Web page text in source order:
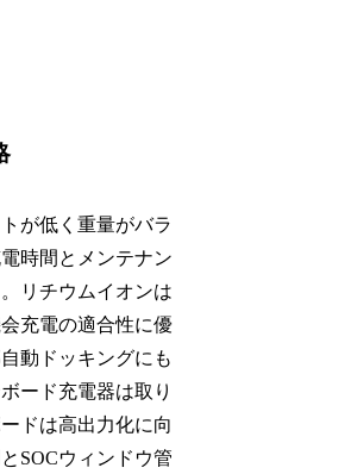
が低く重量がバラ
時間とメンテナン
リチウムイオンは
充電の適合性に優
動ドッキングにも
ード充電器は取り
ドは高出力化に向
SOCウィンドウ管